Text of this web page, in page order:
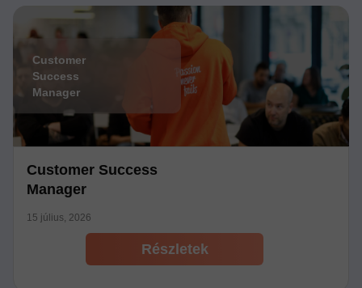
Customer
Success
Manager
Customer Success
Manager
15 július, 2026
Részletek